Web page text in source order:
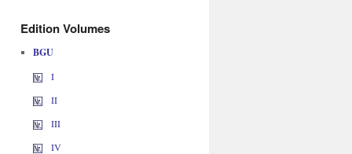
Edition Volumes
BGU
I
II
III
IV